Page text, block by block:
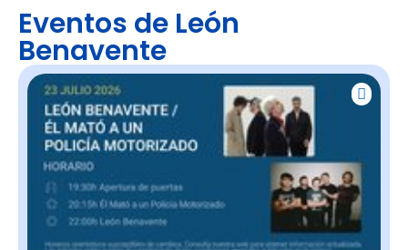
Eventos de León
Benavente